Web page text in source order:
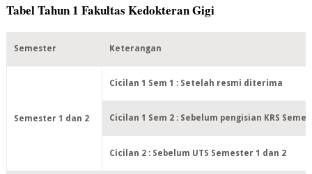
Tabel Tahun 1 Fakultas Kedokteran Gigi
Semester Keterangan
Semester 1 dan 2
Cicilan 1 Sem 1 : Setelah resmi diterima
Cicilan 1 Sem 2 : Sebelum pengisian KRS
Cicilan 2 : Sebelum UTS Semester 1 dan 2